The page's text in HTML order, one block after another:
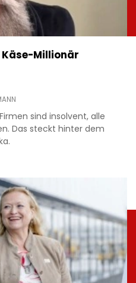
Käse-Millionär
sind insolvent, alle
Das steckt hinter dem